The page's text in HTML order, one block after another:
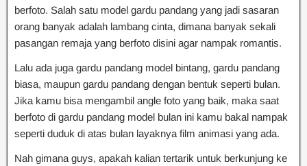
berfoto. Salah satu model gardu pandang yang jadi sasaran
orang banyak adalah lambang cinta, dimana banyak sekali
pasangan remaja yang berfoto disini agar nampak romantis.
Lalu ada juga gardu pandang model bintang, gardu pandang
biasa, maupun gardu pandang dengan bentuk seperti bulan.
Jika kamu bisa mengambil angle foto yang baik, maka saat
berfoto di gardu pandang model bulan ini kamu bakal nampak
seperti duduk di atas bulan layaknya film animasi yang ada.
Nah gimana guys, apakah kalian tertarik untuk berkunjung ke